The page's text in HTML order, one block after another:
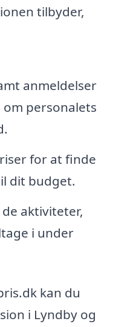
tilbyder,
anmeldelser
personalets
for at finde
dit budget.
aktiviteter,
i under
kan du
i Lyndby og